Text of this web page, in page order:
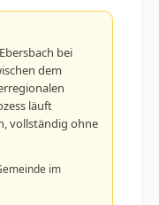
bei
dem
läuft
vollständig ohne
im